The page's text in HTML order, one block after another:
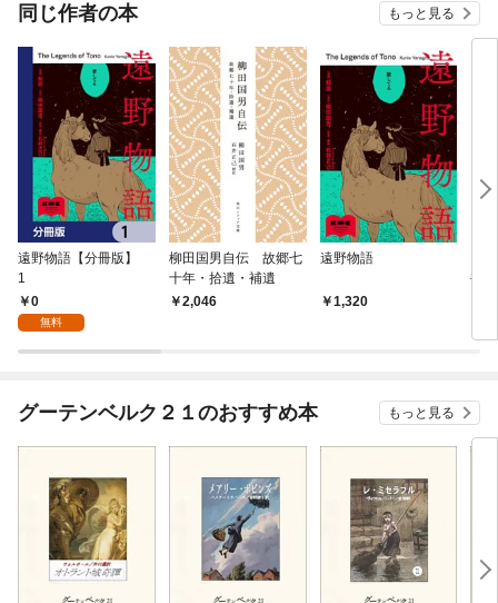
同じ作者の本 もっと見る
遠野物語【分冊版】
1
0
無料
柳田国男自伝 故郷七
十年・拾遺・補遺
2,046
遠野物語
1,320
補
グーテンベルク２１のおすすめ本 もっと見る